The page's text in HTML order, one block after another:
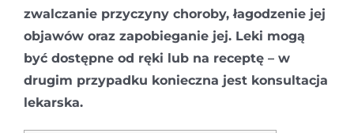
zwalczanie przyczyny choroby, łagodzenie jej
objawów oraz zapobieganie jej. Leki mogą
być dostępne od ręki lub na receptę – w
drugim przypadku konieczna jest konsultacja
lekarska.